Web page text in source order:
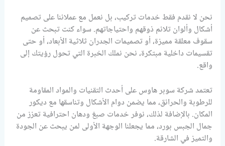
نحن لا نقدم فقط خدمات تركيب، بل نعمل مع عملائنا على تصميم
أشكال وألوان تلائم ذوقهم واحتياجاتهم. سواء كنت تبحث عن
سقوف معلقة مميزة، أو تصميمات الجدران ثلاثية الأبعاد، أو حتى
تقسيمات داخلية مبتكرة، نحن نملك الخبرة التي تحول رؤيتك إلى
واقع.
تعتمد شركة سوبر هاوس على أحدث التقنيات والمواد المقاومة
للرطوبة والحرائق، مما يضمن دوام الأشكال وتناسقها مع ديكور
المكان. بالإضافة لذلك، نوفر خدمات صبغ ودهان احترافية تعزز من
جمال الجبس بورد، مما يجعلنا الوجهة الأولى لمن يبحث عن الجودة
والتميز في الشارقة.